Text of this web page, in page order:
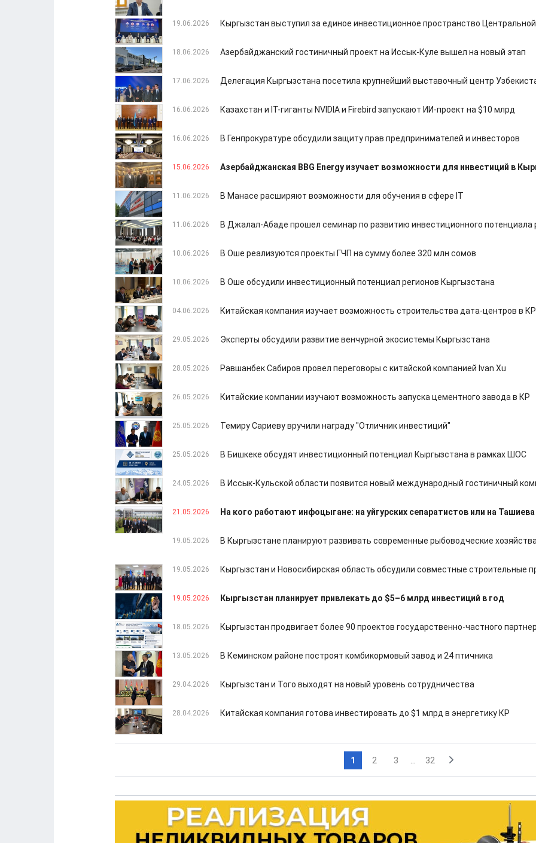
19.06.2026 Кыргызстан выступил за единое инвестиционное пространство
18.06.2026 Азербайджанский гостиничный проект на Иссык-Куле вышел на новый этап
17.06.2026 Делегация Кыргызстана посетила крупнейший выставочный центр
16.06.2026 Казахстан и IT-гиганты NVIDIA и Firebird запускают ИИ-проект на $10 млрд
16.06.2026 В Генпрокуратуре обсудили защиту прав предпринимателей и инвесторов
15.06.2026 Азербайджанская BBG Energy изучает возможности для инвестиций в
11.06.2026 В Манасе расширяют возможности для обучения в сфере IT
11.06.2026 В Джалал-Абаде прошел семинар по развитию инвестиционного потенциала
10.06.2026 В Оше реализуются проекты ГЧП на сумму более 320 млн сомов
10.06.2026 В Оше обсудили инвестиционный потенциал регионов Кыргызстана
04.06.2026 Китайская компания изучает возможность строительства дата-центров в КР
29.05.2026 Эксперты обсудили развитие венчурной экосистемы Кыргызстана
28.05.2026 Равшанбек Сабиров провел переговоры с китайской компанией Ivan Xu
26.05.2026 Китайские компании изучают возможность запуска цементного завода в КР
25.05.2026 Темиру Сариеву вручили награду "Отличник инвестиций"
25.05.2026 В Бишкеке обсудят инвестиционный потенциал Кыргызстана в рамках ШОС
24.05.2026 В Иссык-Кульской области появится новый международный гостиничный
21.05.2026 На кого работают инфоцыгане: на уйгурских сепаратистов или на Ташиева
19.05.2026 В Кыргызстане планируют развивать современные рыбоводческие хозяйства
19.05.2026 Кыргызстан и Новосибирская область обсудили совместные строительные
19.05.2026 Кыргызстан планирует привлекать до $5–6 млрд инвестиций в год
18.05.2026 Кыргызстан продвигает более 90 проектов государственно-частного
13.05.2026 В Кеминском районе построят комбикормовый завод и 24 птичника
29.04.2026 Кыргызстан и Того выходят на новый уровень сотрудничества
28.04.2026 Китайская компания готова инвестировать до $1 млрд в энергетику КР
1 2 3 32